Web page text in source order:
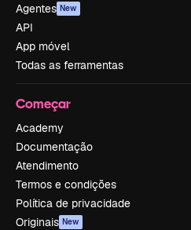
Agentes New
API
App móvel
Todas as ferramentas
Começar
Academy
Documentação
Atendimento
Termos e condições
Política de privacidade
Originais New